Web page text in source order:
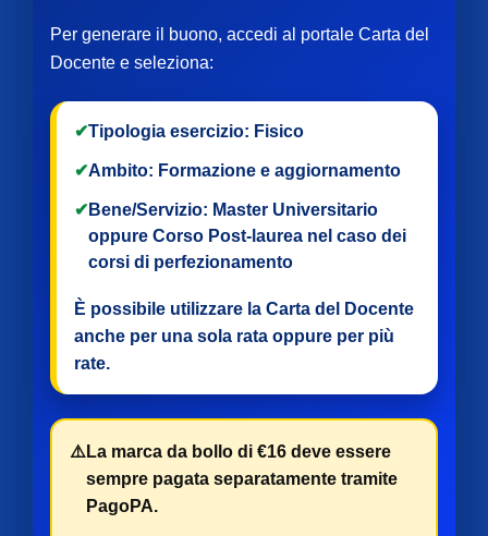
Per generare il buono, accedi al portale Carta del
Docente e seleziona:
✔Tipologia esercizio: Fisico
✔Ambito: Formazione e aggiornamento
✔ Bene/Servizio: Master Universitario
oppure Corso Post-laurea nel caso dei
corsi di perfezionamento
È possibile utilizzare la Carta del Docente
anche per una sola rata oppure per più
rate.
⚠️ La marca da bollo di €16 deve essere
sempre pagata separatamente tramite
PagoPA.